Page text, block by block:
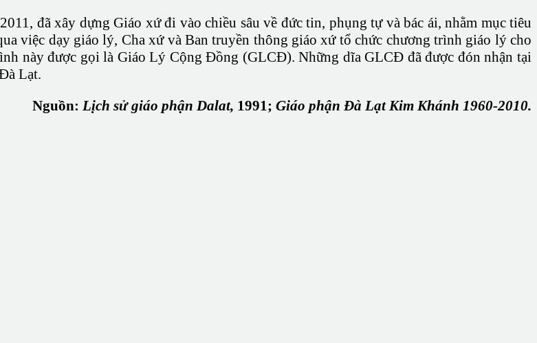
đã xây dựng Giáo xứ đi vào chiều sâu về đức tin, phụng tự và bác ái, nhằm mục tiêu
việc dạy giáo lý, Cha xứ và Ban truyền thông giáo xứ tổ chức chương trình giáo lý cho
này được gọi là Giáo Lý Cộng Đồng (GLCĐ). Những dĩa GLCĐ đã được đón nhận tại
Lạt.
Nguồn: Lịch sử giáo phận Dalat, 1991; Giáo phận Đà Lạt Kim Khánh 1960-2010.